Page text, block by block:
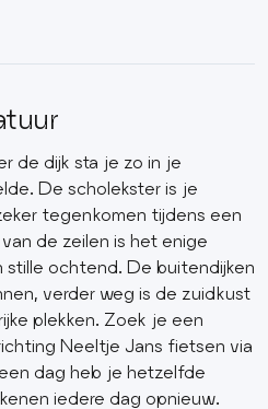
de dijk sta je zo in je
De scholekster is je
tegenkomen tijdens een
de zeilen is het enige
ochtend. De buitendijken
verder weg is de zuidkust
plekken. Zoek je een
Neeltje Jans fietsen via
dag heb je hetzelfde
iedere dag opnieuw.